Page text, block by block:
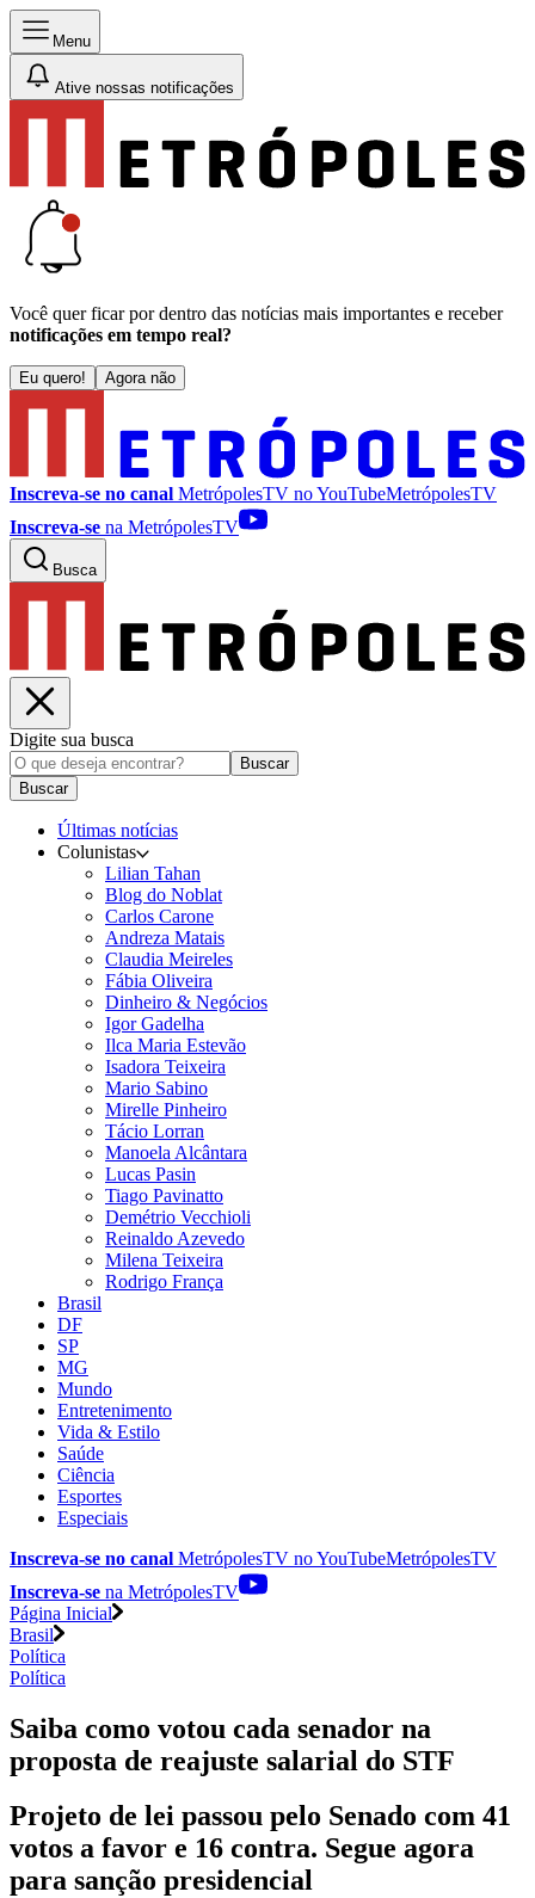
Menu
Ative nossas notificações
Você quer ficar por dentro das notícias mais importantes e receber
notificações em tempo real?
Eu quero! Agora não
Inscreva-se no canal MetrópolesTV noYouTubeMetrópolesTV
Inscreva-se na MetrópolesTV
Busca
Digite sua busca
Buscar
Buscar
Últimas notícias
Colunistas
Lilian Tahan
Blog do Noblat
Carlos Carone
Andreza Matais
Claudia Meireles
Fábia Oliveira
Dinheiro & Negócios
Igor Gadelha
Ilca Maria Estevão
Isadora Teixeira
Mario Sabino
Mirelle Pinheiro
Tácio Lorran
Manoela Alcântara
Lucas Pasin
Tiago Pavinatto
Demétrio Vecchioli
Reinaldo Azevedo
Milena Teixeira
Rodrigo França
Brasil
DF
SP
MG
Mundo
Entretenimento
Vida & Estilo
Saúde
Ciência
Esportes
Especiais
Inscreva-se no canal MetrópolesTV noYouTubeMetrópolesTV
Inscreva-se na MetrópolesTV
Página Inicial
Brasil
Política
Política
Saiba como votou cada senador na
proposta de reajuste salarial do STF
Projeto de lei passou pelo Senado com 41
votos a favor e 16 contra. Segue agora
para sanção presidencial